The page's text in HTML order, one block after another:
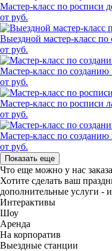
Мастер-класс по росписи
от руб.
Выездной мастер-класс
от руб.
Мастер-класс по
от руб.
Мастер-класс по росписи
от руб.
Мастер-класс по
от руб.
Показать еще
Что еще можно у нас
Хотите сделать ваш
дополнительные услуги -
Интерактивы
Шоу
Аренда
На корпоратив
Выездные станции